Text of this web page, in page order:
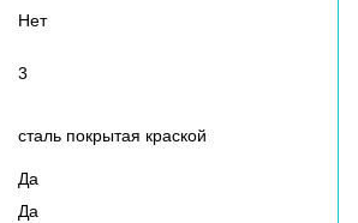
Нет
3
сталь покрытая краской
Да
Да